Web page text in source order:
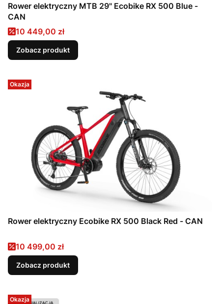
Rower elektryczny MTB 29" Ecobike RX 500 Blue -
CAN
Cena promocyjna
10 449,00 zł
Zobacz produkt
Okazja
Rower elektryczny Ecobike RX 500 Black Red - CAN
Cena promocyjna
10 499,00 zł
Zobacz produkt
Okazja